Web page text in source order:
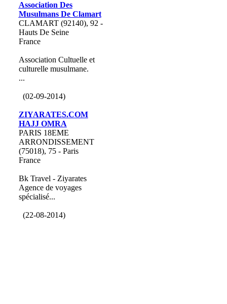
Association Des
Musulmans De Clamart
CLAMART (92140), 92 -
Hauts De Seine
France
Association Cultuelle et
culturelle musulmane.
...
(02-09-2014)
ZIYARATES.COM
HAJJ OMRA
PARIS 18EME
ARRONDISSEMENT
(75018), 75 - Paris
France
Bk Travel - Ziyarates
Agence de voyages
spécialisé...
(22-08-2014)